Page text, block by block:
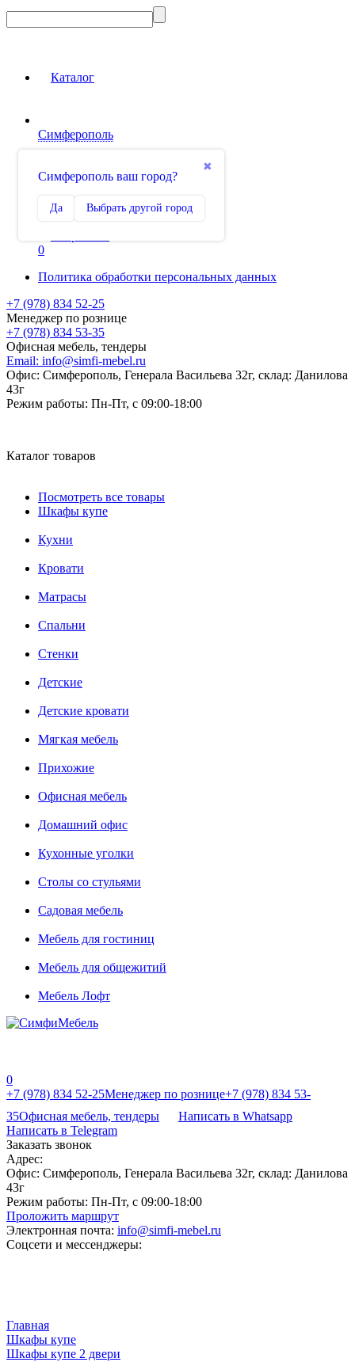
Каталог
Симферополь
✖
Симферополь ваш город?
Да Выбрать другой город
Сравнение
0
Политика обработки персональных данных
+7 (978) 834 52-25
Менеджер по рознице
+7 (978) 834 53-35
Офисная мебель, тендеры
Email: info@simfi-mebel.ru
Офис: Симферополь, Генерала Васильева 32г, склад: Данилова
43г
Режим работы: Пн-Пт, с 09:00-18:00
Каталог товаров
Посмотреть все товары
Шкафы купе
Кухни
Кровати
Матрасы
Cпальни
Стенки
Детские
Детские кровати
Мягкая мебель
Прихожие
Офисная мебель
Домашний офис
Кухонные уголки
Столы со стульями
Садовая мебель
Мебель для гостиниц
Мебель для общежитий
Мебель Лофт
0
+7 (978) 834 52-25Менеджер по рознице+7 (978) 834 53-
35Офисная мебель, тендеры
Написать в Whatsapp
Написать в Telegram
Заказать звонок
Адрес:
Офис: Симферополь, Генерала Васильева 32г, склад: Данилова
43г
Режим работы: Пн-Пт, с 09:00-18:00
Проложить маршрут
Электронная почта: info@simfi-mebel.ru
Соцсети и мессенджеры:
Главная
Шкафы купе
Шкафы купе 2 двери